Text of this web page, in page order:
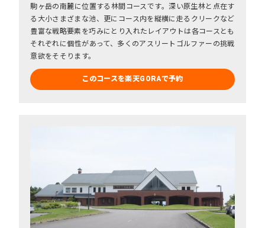
駒ヶ岳の南麓に位置する林間コースです。深い原生林と点在す
る大小さまざまな池、更にコース内を縦横に走るクリークなど
豊富な戦略要素を巧みにとり入れたレイアウトは各コースとも
それぞれに個性があって、多くのアスリートゴルファーの挑戦
意欲をそそります。
このコースを楽天GORAで予約